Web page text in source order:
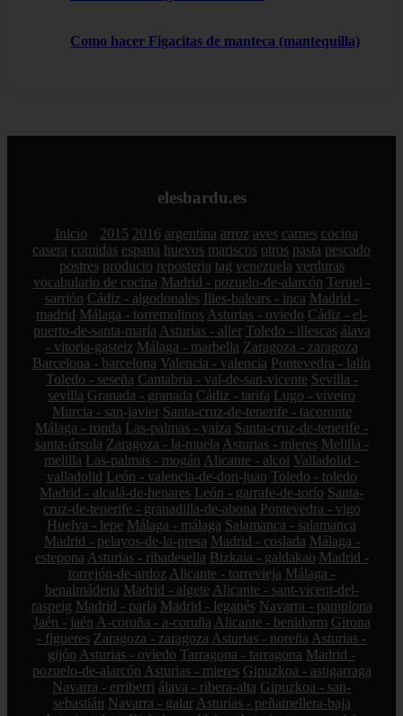
Como hacer Figacitas de manteca (mantequilla)
elesbardu.es
Inicio 2015 2016 argentina arroz aves carnes cocina
casera comidas espana huevos mariscos otros pasta pescado
postres producto reposteria tag venezuela verduras
vocabulario de cocina Madrid - pozuelo-de-alarcón Teruel -
sarrión Cádiz - algodonales Illes-balears - inca Madrid -
madrid Málaga - torremolinos Asturias - oviedo Cádiz - el-
puerto-de-santa-maría Asturias - aller Toledo - illescas álava
- vitoria-gasteiz Málaga - marbella Zaragoza - zaragoza
Barcelona - barcelona Valencia - valencia Pontevedra - lalín
Toledo - seseña Cantabria - val-de-san-vicente Sevilla -
sevilla Granada - granada Cádiz - tarifa Lugo - viveiro
Murcia - san-javier Santa-cruz-de-tenerife - tacoronte
Málaga - ronda Las-palmas - yaiza Santa-cruz-de-tenerife -
santa-úrsula Zaragoza - la-muela Asturias - mieres Melilla -
melilla Las-palmas - mogán Alicante - alcoi Valladolid -
valladolid León - valencia-de-don-juan Toledo - toledo
Madrid - alcalá-de-henares León - garrafe-de-torío Santa-
cruz-de-tenerife - granadilla-de-abona Pontevedra - vigo
Huelva - lepe Málaga - málaga Salamanca - salamanca
Madrid - pelayos-de-la-presa Madrid - coslada Málaga -
estepona Asturias - ribadesella Bizkaia - galdakao Madrid -
torrejón-de-ardoz Alicante - torrevieja Málaga -
benalmádena Madrid - algete Alicante - sant-vicent-del-
raspeig Madrid - parla Madrid - leganés Navarra - pamplona
Jaén - jaén A-coruña - a-coruña Alicante - benidorm Girona
- figueres Zaragoza - zaragoza Asturias - noreña Asturias -
gijón Asturias - oviedo Tarragona - tarragona Madrid -
pozuelo-de-alarcón Asturias - mieres Gipuzkoa - astigarraga
Navarra - erriberri álava - ribera-alta Gipuzkoa - san-
sebastián Navarra - galar Asturias - peñamellera-baja